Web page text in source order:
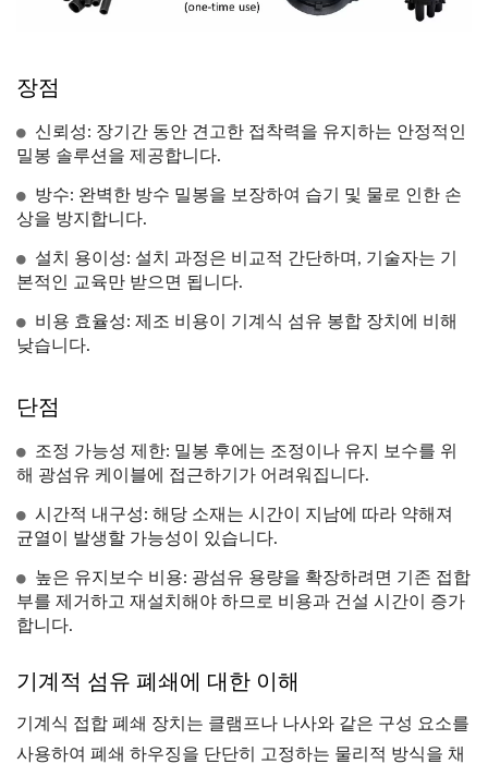
장점
신뢰성: 장기간 동안 견고한 접착력을 유지하는 안정적인
밀봉 솔루션을 제공합니다.
방수: 완벽한 방수 밀봉을 보장하여 습기 및 물로 인한 손
상을 방지합니다.
설치 용이성: 설치 과정은 비교적 간단하며, 기술자는 기
본적인 교육만 받으면 됩니다.
비용 효율성: 제조 비용이 기계식 섬유 봉합 장치에 비해
낮습니다.
단점
조정 가능성 제한: 밀봉 후에는 조정이나 유지 보수를 위
해 광섬유 케이블에 접근하기가 어려워집니다.
시간적 내구성: 해당 소재는 시간이 지남에 따라 약해져
균열이 발생할 가능성이 있습니다.
높은 유지보수 비용: 광섬유 용량을 확장하려면 기존 접합
부를 제거하고 재설치해야 하므로 비용과 건설 시간이 증가
합니다.
기계적 섬유 폐쇄에 대한 이해
기계식 접합 폐쇄 장치는 클램프나 나사와 같은 구성 요소를
사용하여 폐쇄 하우징을 단단히 고정하는 물리적 방식을 채